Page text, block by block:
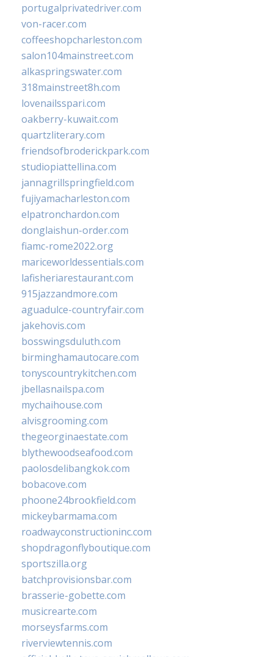
portugalprivatedriver.com
von-racer.com
coffeeshopcharleston.com
salon104mainstreet.com
alkaspringswater.com
318mainstreet8h.com
lovenailsspari.com
oakberry-kuwait.com
quartzliterary.com
friendsofbroderickpark.com
studiopiattellina.com
jannagrillspringfield.com
fujiyamacharleston.com
elpatronchardon.com
donglaishun-order.com
fiamc-rome2022.org
mariceworldessentials.com
lafisheriarestaurant.com
915jazzandmore.com
aguadulce-countryfair.com
jakehovis.com
bosswingsduluth.com
birminghamautocare.com
tonyscountrykitchen.com
jbellasnailspa.com
mychaihouse.com
alvisgrooming.com
thegeorginaestate.com
blythewoodseafood.com
paolosdelibangkok.com
bobacove.com
phoone24brookfield.com
mickeybarmama.com
roadwayconstructioninc.com
shopdragonflyboutique.com
sportszilla.org
batchprovisionsbar.com
brasserie-gobette.com
musicrearte.com
morseysfarms.com
riverviewtennis.com